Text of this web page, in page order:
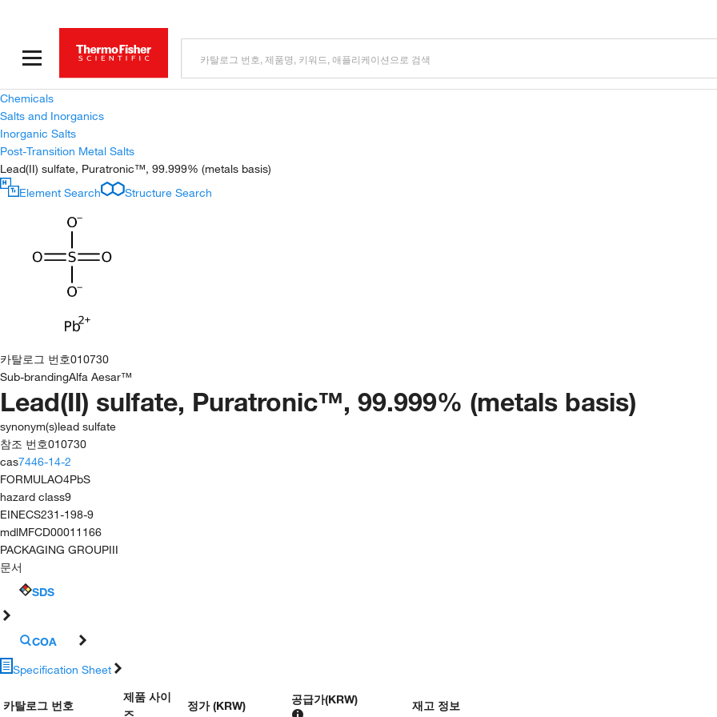
Chemicals
Salts and Inorganics
Inorganic Salts
Post-Transition Metal Salts
Lead(II) sulfate, Puratronic™, 99.999% (metals basis)
Element Search
Structure Search
카탈로그 번호010730
Sub-brandingAlfa Aesar™
Lead(II) sulfate, Puratronic™, 99.999% (metals basis)
synonym(s)lead sulfate
참조 번호010730
cas7446-14-2
FORMULAO4PbS
hazard class9
EINECS231-198-9
mdlMFCD00011166
PACKAGING GROUPIII
문서
SDS
COA
Specification Sheet
카탈로그 번호
제품 사이
즈
정가 (KRW) 공급가(KRW) 재고 정보